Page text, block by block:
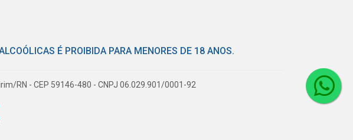
É PROIBIDA PARA MENORES DE 18 ANOS.
RN - CEP 59146-480 - CNPJ 06.029.901/0001-92